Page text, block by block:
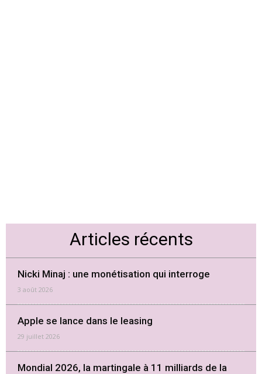
Articles récents
Nicki Minaj : une monétisation qui interroge
3 août 2026
Apple se lance dans le leasing
29 juillet 2026
Mondial 2026, la martingale à 11 milliards de la